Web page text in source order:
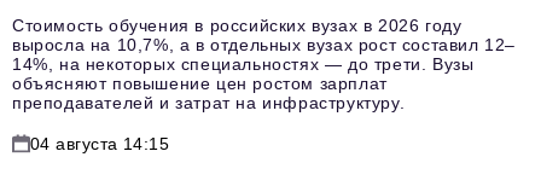
Стоимость обучения в российских вузах в 2026 году
выросла на 10,7%, а в отдельных вузах рост составил 12–
14%, на некоторых специальностях — до трети. Вузы
объясняют повышение цен ростом зарплат
преподавателей и затрат на инфраструктуру.
04 августа 14:15